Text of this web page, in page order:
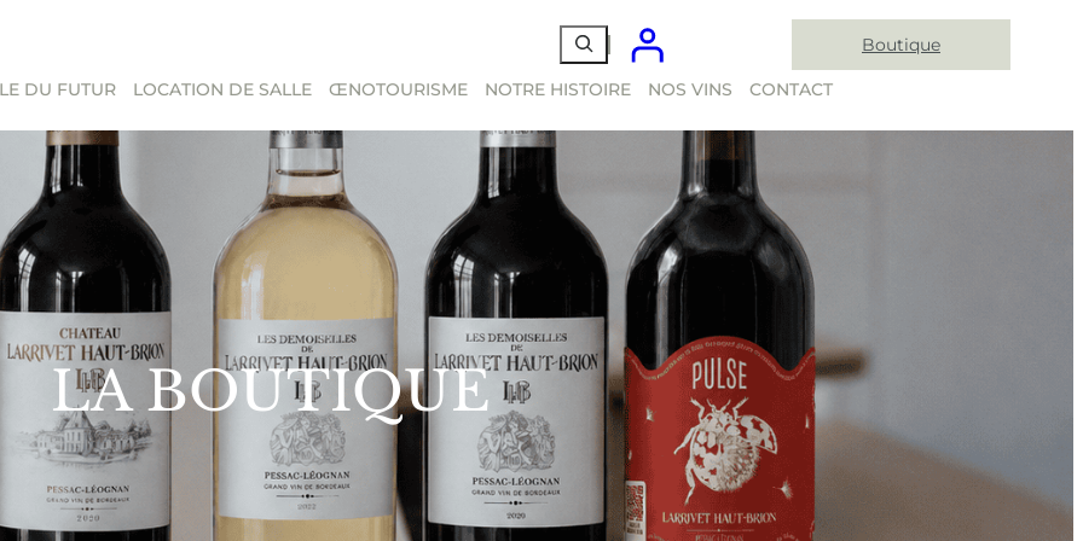
Boutique
DU FUTUR LOCATION DE SALLE ŒNOTOURISME NOTRE HISTOIRE NOS VINS CONTACT
LA BOUTIQUE